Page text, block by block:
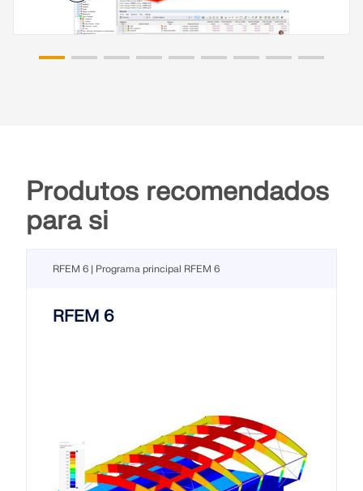
Produtos recomendados
para si
RFEM 6 | Programa principal RFEM 6
RFEM 6